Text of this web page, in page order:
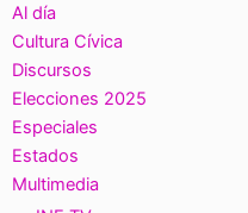
Al día
Cultura Cívica
Discursos
Elecciones 2025
Especiales
Estados
Multimedia